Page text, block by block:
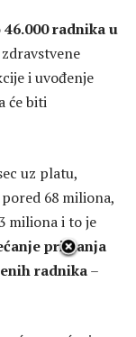
radnika u
i uvođenje
će biti
uz platu,
68 miliona,
miliona i to je
primanja
radnika–